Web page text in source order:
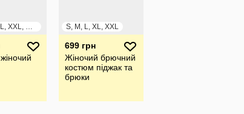
S, M, L, XL, XXL, XXXL S, M, L, XL, XXL
699 грн
Жіночий брючний
костюм піджак та
брюки